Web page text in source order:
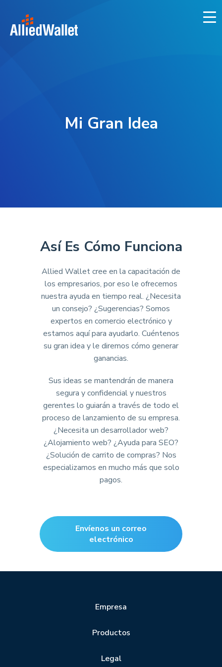
content
Mi Gran Idea
Así Es Cómo Funciona
Allied Wallet cree en la capacitación de
los empresarios, por eso le ofrecemos
nuestra ayuda en tiempo real. ¿Necesita
un consejo? ¿Sugerencias? Somos
expertos en comercio electrónico y
estamos aquí para ayudarlo. Cuéntenos
su gran idea y le diremos cómo generar
ganancias.
Sus ideas se mantendrán de manera
segura y confidencial y nuestros
gerentes lo guiarán a través de todo el
proceso de lanzamiento de su empresa.
¿Necesita un desarrollador web?
¿Alojamiento web? ¿Ayuda para SEO?
¿Solución de carrito de compras? Nos
especializamos en mucho más que solo
pagos.
Envíenos un correo
electrónico
Empresa
Productos
Legal